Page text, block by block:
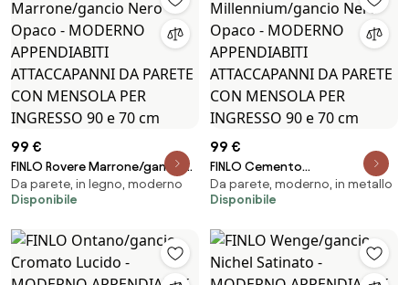
99 €
FINLO Rovere Marrone/gancio
Nero Opaco - MODERNO
APPENDIABITI ATTACCAPANNI DA
INGRESSO 90 e 70 cm
Da parete, in legno, moderno
Disponibile
99 €
FINLO Cemento
Millennium/gancio Nero Opaco
- MODERNO APPENDIABITI
MENSOLA PER INGRESSO 90 e 70
cm
Da parete, moderno, in metallo
Disponibile